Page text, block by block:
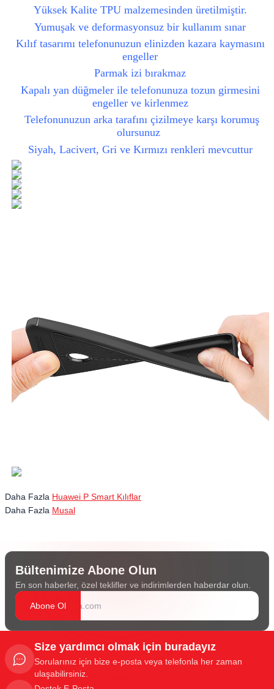
Yüksek Kalite TPU malzemesinden üretilmiştir.
Yumuşak ve deformasyonsuz bir kullanım sınar
Kılıf tasarımı telefonunuzun elinizden kazara kaymasını
engeller
Parmak izi bırakmaz
Kapalı yan düğmeler ile telefonunuza tozun girmesini
engeller ve kirlenmez
Telefonunuzun arka tarafını çizilmeye karşı korumuş
olursunuz
Siyah, Lacivert, Gri ve Kırmızı renkleri mevcuttur
Daha Fazla Huawei P Smart Kılıflar
Daha Fazla Musal
Bültenimize Abone Olun
En son haberler, özel teklifler ve indirimlerden haberdar olun.
Abone Ol
Size yardımcı olmak için buradayız
Sorularınız için bize e-posta veya telefonla her zaman
ulaşabilirsiniz.